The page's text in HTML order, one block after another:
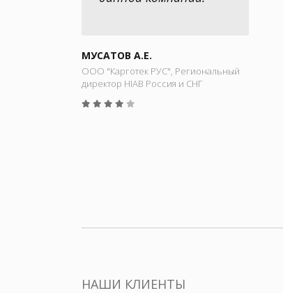
МУСАТОВ А.Е.
ООО "Карготек РУС", Региональный
директор HIAB Россия и СНГ
НАШИ КЛИЕНТЫ